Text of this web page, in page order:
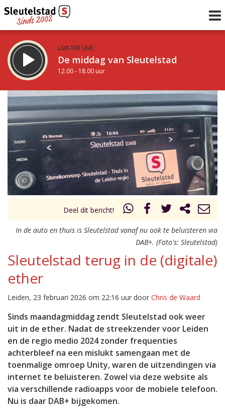
LUISTER LIVE:
De middag van Sleutelstad
12.00 - 18.00 uur
STRAKS:
De vrijdagavond met Keanu
18.00 - 19.00 uur
Vorig uur
uur 1 van 0 Volgend uur
Deel dit bericht!
In de auto en thuis is Sleutelstad vanaf nu ook te beluisteren via
DAB+. (Foto's: Sleutelstad)
Sleutelstad terug in de (digitale)
ether
Leiden, 23 februari 2026 om 22:16 uur door Chris de Waard
Sinds maandagmiddag zendt Sleutelstad ook weer
uit in de ether. Nadat de streekzender voor Leiden
en de regio medio 2024 zonder frequenties
achterbleef na een mislukt samengaan met de
toenmalige omroep Unity, waren de uitzendingen via
internet te beluisteren. Zowel via deze website als
via verschillende radioapps voor de mobiele telefoon.
Nu is daar DAB+ bijgekomen.